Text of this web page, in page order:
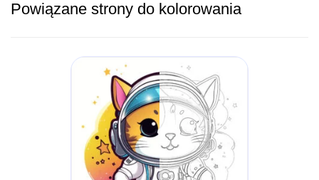
Powiązane strony do kolorowania